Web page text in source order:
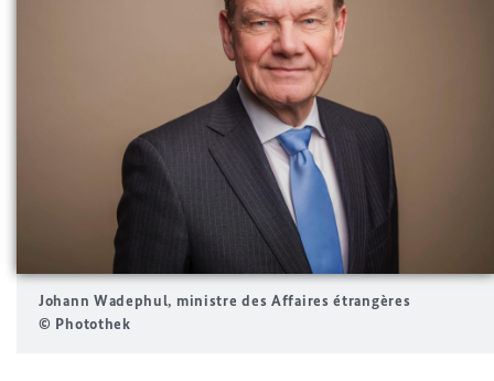
Johann Wadephul, ministre des Affaires étrangères
© Photothek